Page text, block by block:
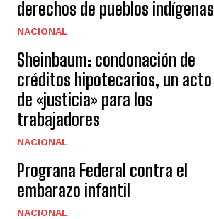
derechos de pueblos indígenas
NACIONAL
Sheinbaum: condonación de
créditos hipotecarios, un acto
de «justicia» para los
trabajadores
NACIONAL
Prograna Federal contra el
embarazo infantil
NACIONAL